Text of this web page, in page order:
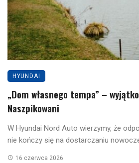
HYUNDAI
„Dom własnego tempa” –
Naszpikowani
W Hyundai Nord Auto wierzymy, że
nie kończy się na dostarczaniu
16 czerwca 2026